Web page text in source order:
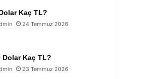
Kaç TL?
24 Temmuz 2026
Dolar Kaç TL?
23 Temmuz 2026